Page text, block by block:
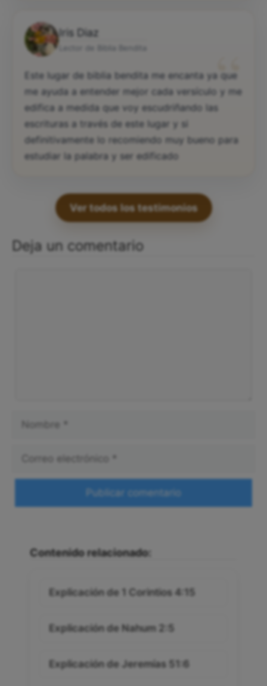
Iris Diaz
“
Este lugar de biblia bendita me encanta ya que
me ayuda a entender mejor cada versículo y me
edifica a medida que voy escudriñando las
escrituras a través de este lugar y si
definitivamente lo recomiendo muy bueno para
estudiar la palabra y ser edificado
Ver todos los testimonios
Deja un comentario
Contenido relacionado:
Explicación de 1 Corintios 4:15
Explicación de Nahum 2:5
Explicación de Jeremías 51:6